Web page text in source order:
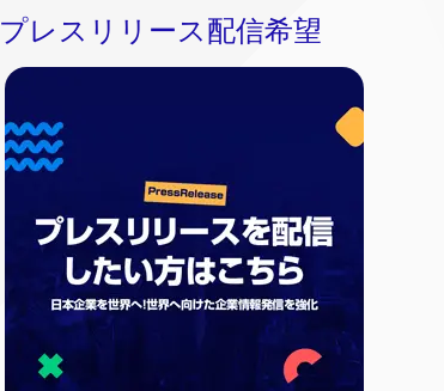
プレスリリース配信希望